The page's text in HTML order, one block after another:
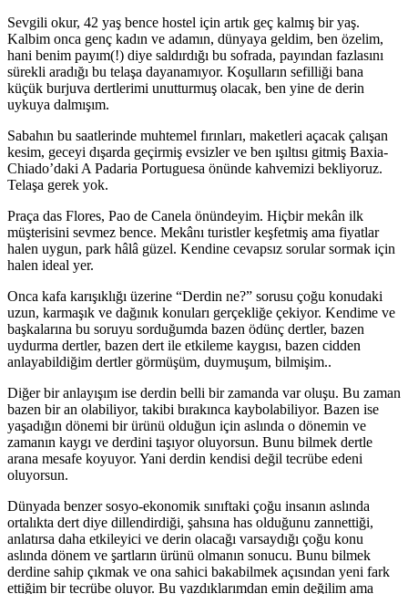
Sevgili okur, 42 yaş bence hostel için artık geç kalmış bir yaş.
Kalbim onca genç kadın ve adamın, dünyaya geldim, ben özelim,
hani benim payım(!) diye saldırdığı bu sofrada, payından fazlasını
sürekli aradığı bu telaşa dayanamıyor. Koşulların sefilliği bana
küçük burjuva dertlerimi unutturmuş olacak, ben yine de derin
uykuya dalmışım.
Sabahın bu saatlerinde muhtemel fırınları, maketleri açacak çalışan
kesim, geceyi dışarda geçirmiş evsizler ve ben ışıltısı gitmiş Baxia-
Chiado’daki A Padaria Portuguesa önünde kahvemizi bekliyoruz.
Telaşa gerek yok.
Praça das Flores, Pao de Canela önündeyim. Hiçbir mekân ilk
müşterisini sevmez bence. Mekânı turistler keşfetmiş ama fiyatlar
halen uygun, park hâlâ güzel. Kendine cevapsız sorular sormak için
halen ideal yer.
Onca kafa karışıklığı üzerine “Derdin ne?” sorusu çoğu konudaki
uzun, karmaşık ve dağınık konuları gerçekliğe çekiyor. Kendime ve
başkalarına bu soruyu sorduğumda bazen ödünç dertler, bazen
uydurma dertler, bazen dert ile etkileme kaygısı, bazen cidden
anlayabildiğim dertler görmüşüm, duymuşum, bilmişim..
Diğer bir anlayışım ise derdin belli bir zamanda var oluşu. Bu zaman
bazen bir an olabiliyor, takibi bırakınca kaybolabiliyor. Bazen ise
yaşadığın dönemi bir ürünü olduğun için aslında o dönemin ve
zamanın kaygı ve derdini taşıyor oluyorsun. Bunu bilmek dertle
arana mesafe koyuyor. Yani derdin kendisi değil tecrübe edeni
oluyorsun.
Dünyada benzer sosyo-ekonomik sınıftaki çoğu insanın aslında
ortalıkta dert diye dillendirdiği, şahsına has olduğunu zannettiği,
anlatırsa daha etkileyici ve derin olacağı varsaydığı çoğu konu
aslında dönem ve şartların ürünü olmanın sonucu. Bunu bilmek
derdine sahip çıkmak ve ona sahici bakabilmek açısından yeni fark
ettiğim bir tecrübe oluyor. Bu yazdıklarımdan emin değilim ama